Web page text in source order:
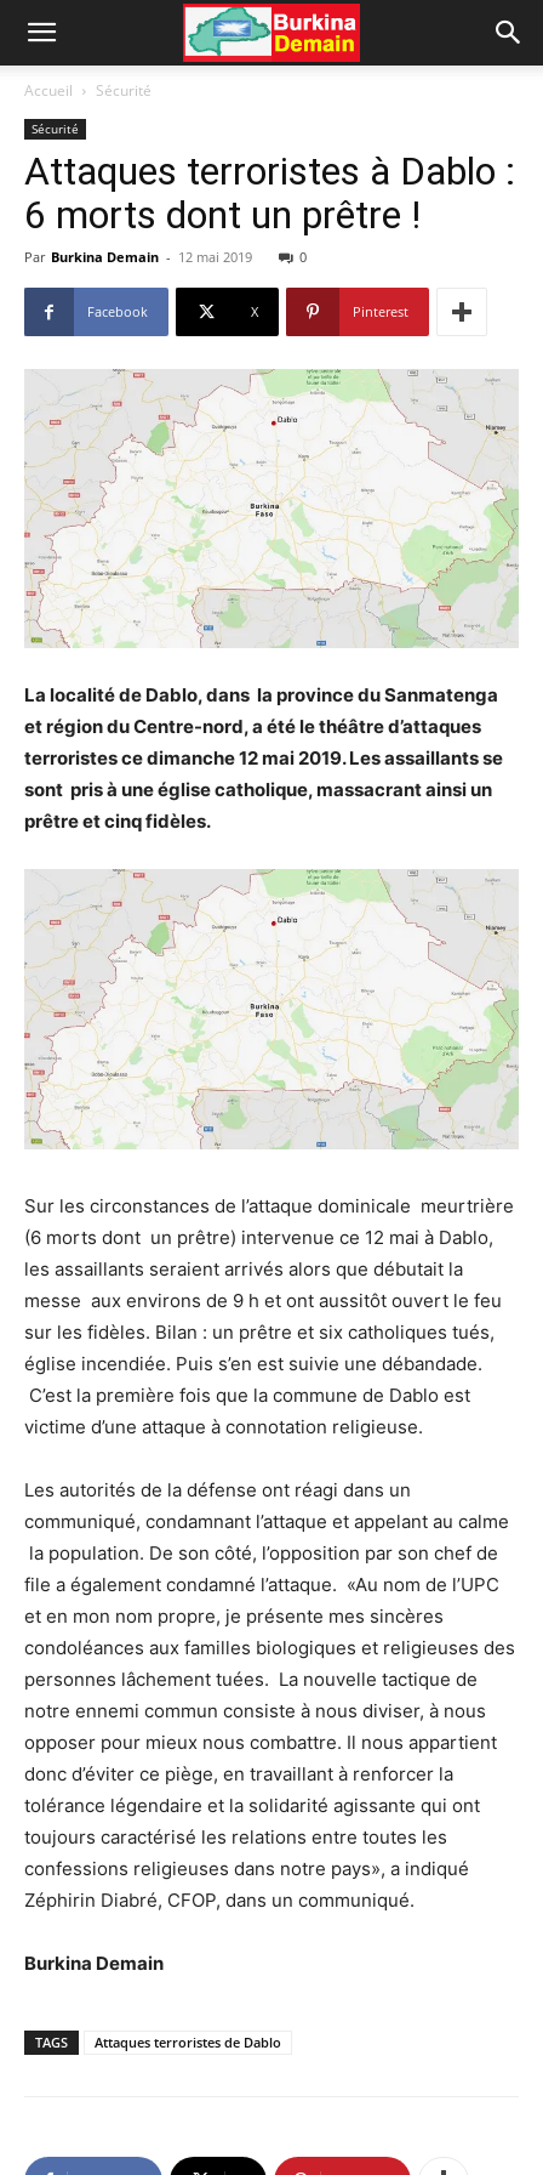
Accueil Sécurité
Sécurité
Attaques terroristes à Dablo :
6 morts dont un prêtre !
Par Burkina Demain - 12 mai 2019 0
Facebook X Pinterest
La localité de Dablo, dans la province du Sanmatenga
et région du Centre-nord, a été le théâtre d’attaques
terroristes ce dimanche 12 mai 2019. Les assaillants se
sont pris à une église catholique, massacrant ainsi un
prêtre et cinq fidèles.
Sur les circonstances de l’attaque dominicale meurtrière
(6 morts dont un prêtre) intervenue ce 12 mai à Dablo,
les assaillants seraient arrivés alors que débutait la
messe aux environs de 9 h et ont aussitôt ouvert le feu
sur les fidèles. Bilan : un prêtre et six catholiques tués,
église incendiée. Puis s’en est suivie une débandade.
C’est la première fois que la commune de Dablo est
victime d’une attaque à connotation religieuse.
Les autorités de la défense ont réagi dans un
communiqué, condamnant l’attaque et appelant au calme
la population. De son côté, l’opposition par son chef de
file a également condamné l’attaque. «Au nom de l’UPC
et en mon nom propre, je présente mes sincères
condoléances aux familles biologiques et religieuses des
personnes lâchement tuées. La nouvelle tactique de
notre ennemi commun consiste à nous diviser, à nous
opposer pour mieux nous combattre. Il nous appartient
donc d’éviter ce piège, en travaillant à renforcer la
tolérance légendaire et la solidarité agissante qui ont
toujours caractérisé les relations entre toutes les
confessions religieuses dans notre pays», a indiqué
Zéphirin Diabré, CFOP, dans un communiqué.
Burkina Demain
TAGS Attaques terroristes de Dablo